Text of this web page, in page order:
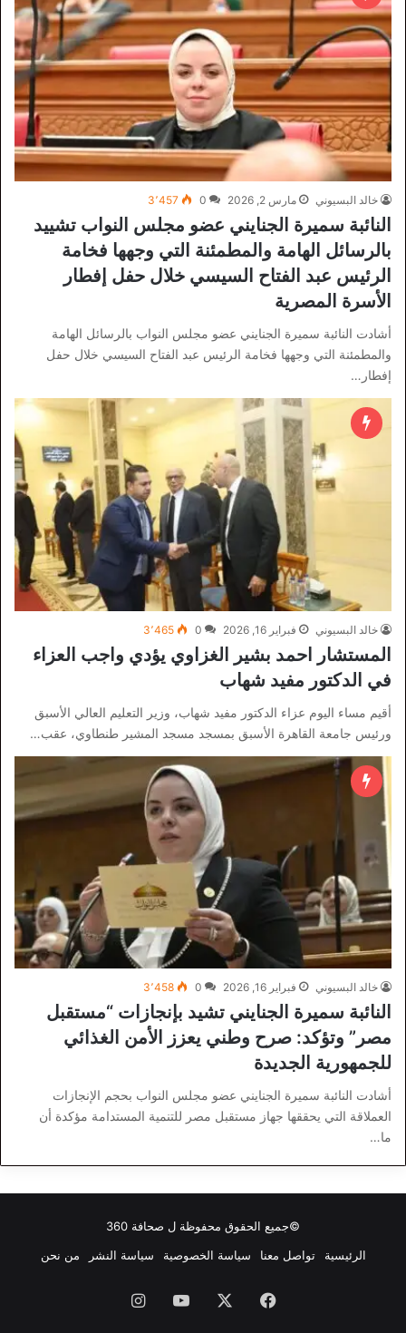
خالد البسيوني مارس 2, 2026 0 3٬457
النائبة سميرة الجنايني عضو مجلس النواب تشييد
بالرسائل الهامة والمطمئنة التي وجهها فخامة
الرئيس عبد الفتاح السيسي خلال حفل إفطار
الأسرة المصرية
أشادت النائبة سميرة الجنايني عضو مجلس النواب بالرسائل الهامة
والمطمئنة التي وجهها فخامة الرئيس عبد الفتاح السيسي خلال حفل
إفطار…
خالد البسيوني فبراير 16, 2026 0 3٬465
المستشار احمد بشير الغزاوي يؤدي واجب العزاء
في الدكتور مفيد شهاب
أقيم مساء اليوم عزاء الدكتور مفيد شهاب، وزير التعليم العالي الأسبق
ورئيس جامعة القاهرة الأسبق بمسجد مسجد المشير طنطاوي، عقب…
خالد البسيوني فبراير 16, 2026 0 3٬458
النائبة سميرة الجنايني تشيد بإنجازات “مستقبل
مصر” وتؤكد: صرح وطني يعزز الأمن الغذائي
للجمهورية الجديدة
أشادت النائبة سميرة الجنايني عضو مجلس النواب بحجم الإنجازات
العملاقة التي يحققها جهاز مستقبل مصر للتنمية المستدامة مؤكدة أن
ما…
©جميع الحقوق محفوظة ل صحافة 360
الرئيسية
تواصل معنا سياسة الخصوصية سياسة النشر من نحن
فيسبوك ‫YouTube